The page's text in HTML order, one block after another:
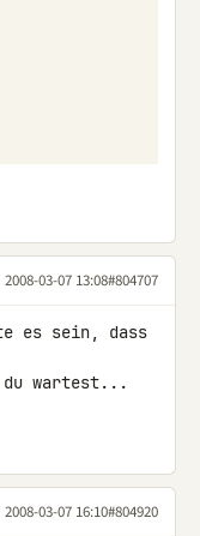
2008-03-07 13:08#804707
es sein, dass
du wartest...
2008-03-07 16:10#804920